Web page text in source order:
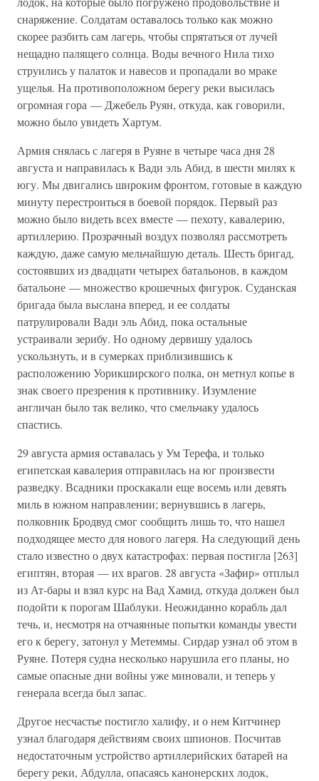
снаряжение. Солдатам оставалось только как можно
скорее разбить сам лагерь, чтобы спрятаться от лучей
нещадно палящего солнца. Воды вечного Нила тихо
струились у палаток и навесов и пропадали во мраке
ущелья. На противоположном берегу реки высилась
огромная гора — Джебель Руян, откуда, как говорили,
можно было увидеть Хартум.
Армия снялась с лагеря в Руяне в четыре часа дня 28
августа и направилась к Вади эль Абид, в шести милях к
югу. Мы двигались широким фронтом, готовые в каждую
минуту перестроиться в боевой порядок. Первый раз
можно было видеть всех вместе — пехоту, кавалерию,
артиллерию. Прозрачный воздух позволял рассмотреть
каждую, даже самую мельчайшую деталь. Шесть бригад,
состоявших из двадцати четырех батальонов, в каждом
батальоне — множество крошечных фигурок. Суданская
бригада была выслана вперед, и ее солдаты
патрулировали Вади эль Абид, пока остальные
устраивали зерибу. Но одному дервишу удалось
ускользнуть, и в сумерках приблизившись к
расположению Уорикширского полка, он метнул копье в
знак своего презрения к противнику. Изумление
англичан было так велико, что смельчаку удалось
спастись.
29 августа армия оставалась у Ум Терефа, и только
египетская кавалерия отправилась на юг произвести
разведку. Всадники проскакали еще восемь или девять
миль в южном направлении; вернувшись в лагерь,
полковник Бродвуд смог сообщить лишь то, что нашел
подходящее место для нового лагеря. На следующий день
стало известно о двух катастрофах: первая постигла [263]
египтян, вторая — их врагов. 28 августа «Зафир» отплыл
из Ат-бары и взял курс на Вад Хамид, откуда должен был
подойти к порогам Шаблуки. Неожиданно корабль дал
течь, и, несмотря на отчаянные попытки команды увести
его к берегу, затонул у Метеммы. Сирдар узнал об этом в
Руяне. Потеря судна несколько нарушила его планы, но
самые опасные дни войны уже миновали, и теперь у
генерала всегда был запас.
Другое несчастье постигло халифу, и о нем Китчинер
узнал благодаря действиям своих шпионов. Посчитав
недостаточным устройство артиллерийских батарей на
берегу реки, Абдулла, опасаясь канонерских лодок,